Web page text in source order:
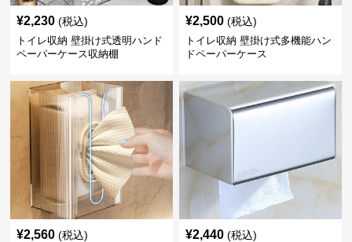
¥2,230 (税込)
トイレ収納 壁掛け式透明ハンド
ペーパーケース収納棚
¥2,500 (税込)
トイレ収納 壁掛け式多機能ハン
ドペーパーケース
¥2,560 (税込) ¥2,440 (税込)